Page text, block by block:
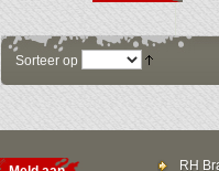
Sorteer op
RH